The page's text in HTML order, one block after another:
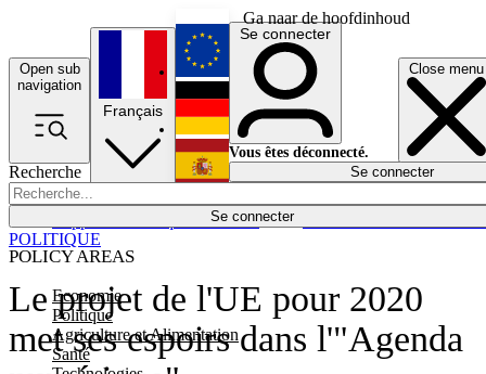
Ga naar de hoofdinhoud
Open sub
navigation
Close menu
Recherche
Se connecter
POLICY AREAS
Economie
Politique
Agriculture et Alimentation
Santé
Économie
Français
English
Deutsch
Español
Se connecter
Vous êtes déconnecté.
Se connecter
Le projet de l'UE pour 2020
met ses espoirs dans l'"Agenda
POLITIQUE